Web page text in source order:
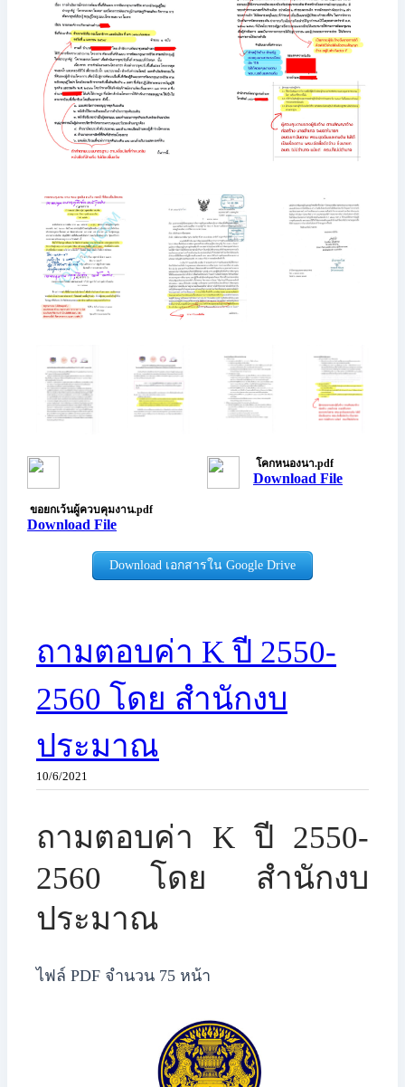
ขอยกเว้นผู้ควบคุมงาน.pdf
Download File
โคกหนองนา.pdf
Download File
Download เอกสารใน Google Drive
ถามตอบค่า K ปี 2550-
2560 โดย สำนักงบ
ประมาณ
10/6/2021
​​ถามตอบค่า K ปี 2550-
2560 โดย สำนักงบ
ประมาณ
ไฟล์ PDF จำนวน 75 หน้า